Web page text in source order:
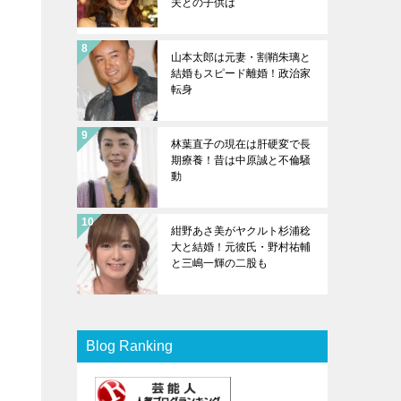
夫との子供は
山本太郎は元妻・割鞘朱璃と
結婚もスピード離婚！政治家
転身
林葉直子の現在は肝硬変で長
期療養！昔は中原誠と不倫騒
動
紺野あさ美がヤクルト杉浦稔
大と結婚！元彼氏・野村祐輔
と三嶋一輝の二股も
Blog Ranking